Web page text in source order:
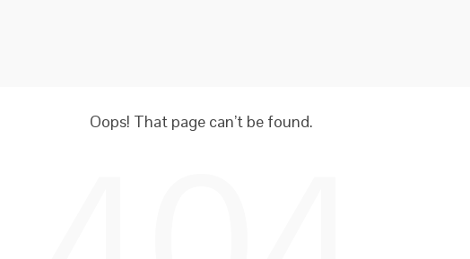
Oops! That page can’t be found.